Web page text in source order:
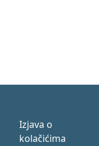
Izjava o
kolačićima